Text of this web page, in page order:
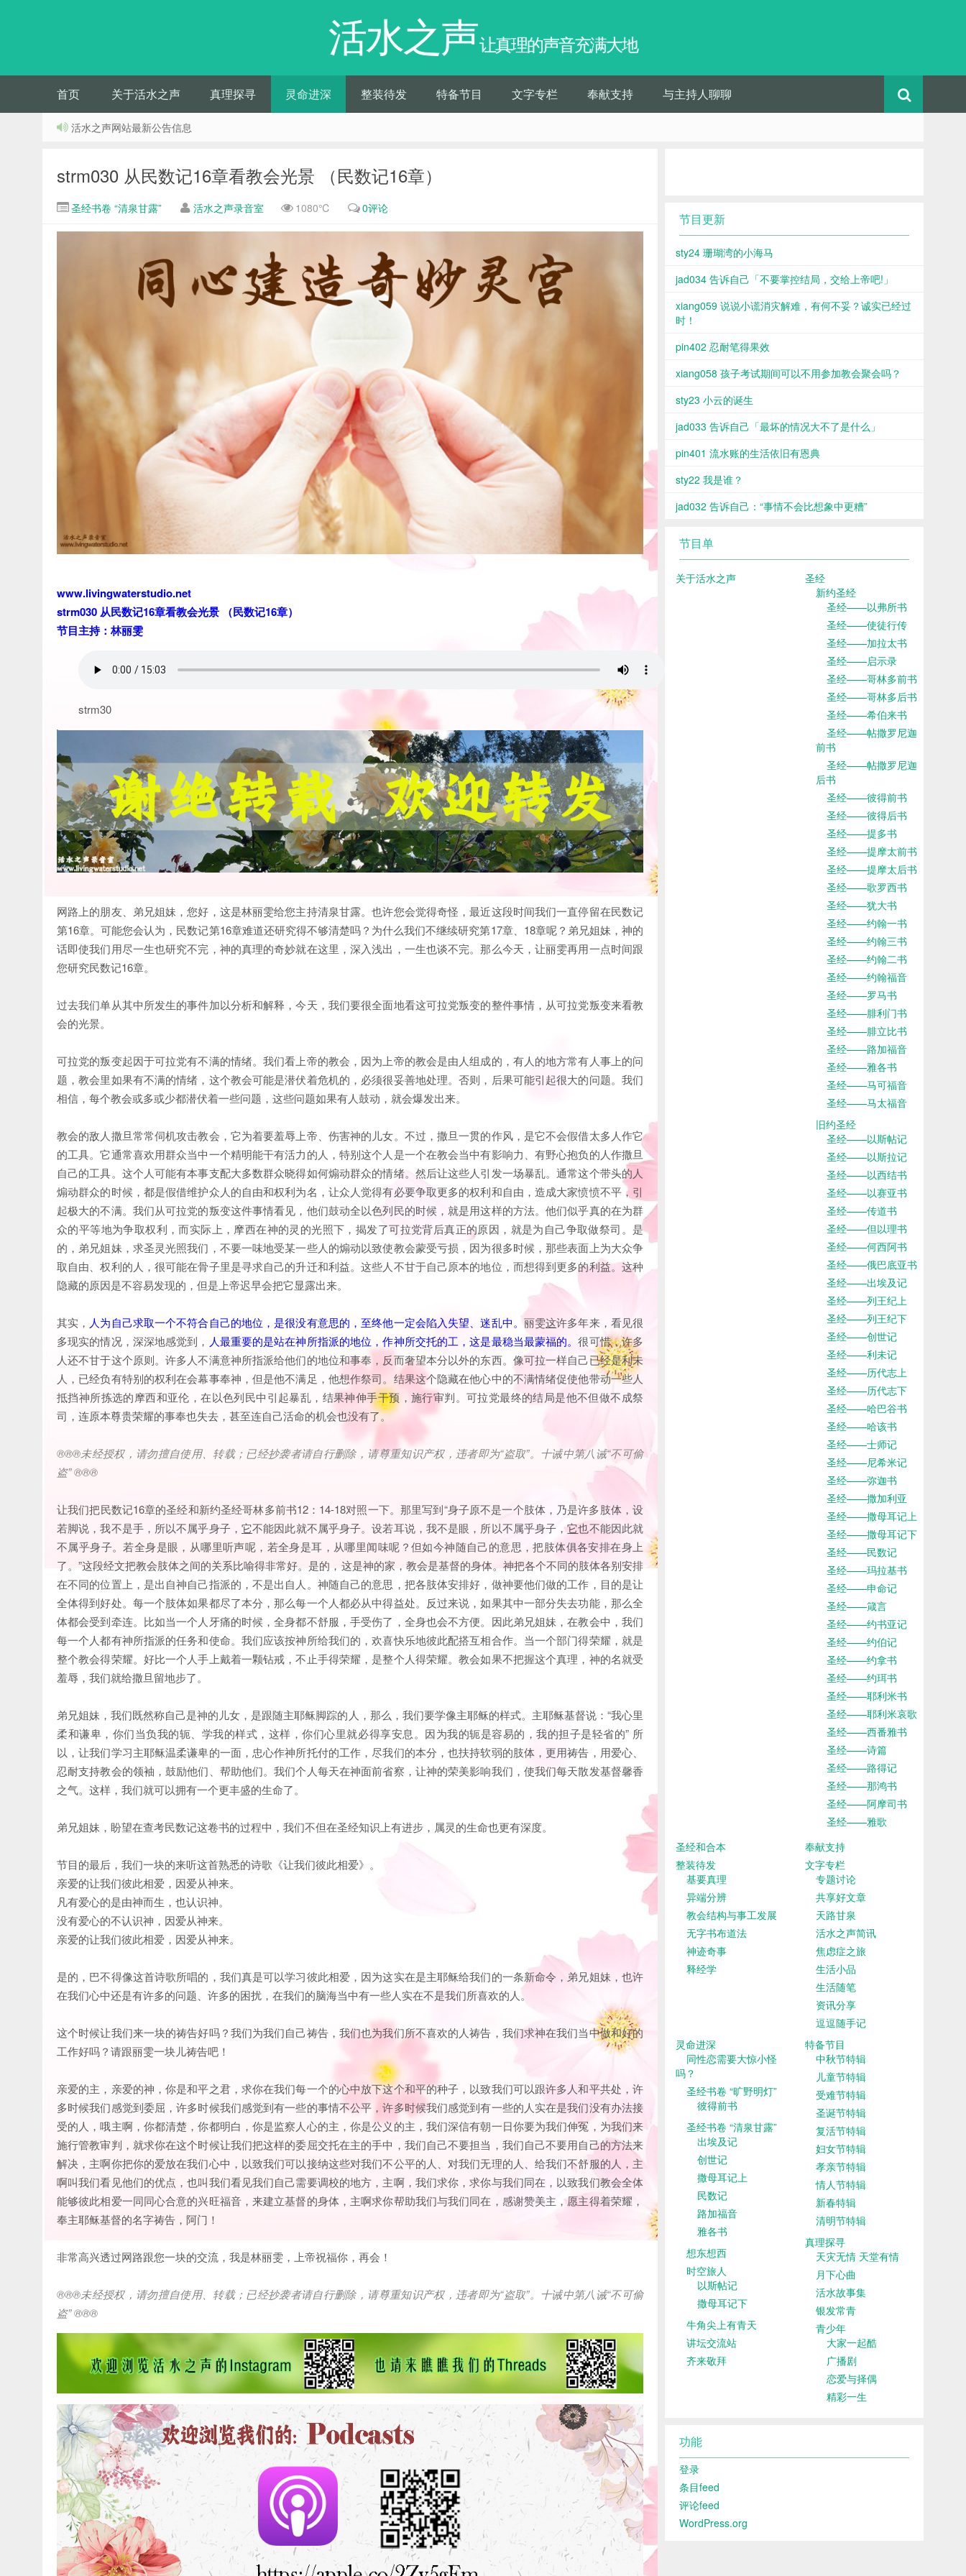
活水之声让真理的声音充满大地
首页 关于活水之声 真理探寻 灵命进深 整装待发 特备节目 文字专栏 奉献支持 与主持人聊聊
活水之声网站最新公告信息
strm030 从民数记16章看教会光景 （民数记16章）
圣经书卷 “清泉甘露” 活水之声录音室 1080℃ 0评论
www.livingwaterstudio.net
strm030 从民数记16章看教会光景 （民数记16章）
节目主持：林丽雯
strm30
网路上的朋友、弟兄姐妹，您好，这是林丽雯给您主持清泉甘露。也许您会觉得奇怪，最近这段时间我们一直停留在民数记
第16章。可能您会认为，民数记第16章难道还研究得不够清楚吗？为什么我们不继续研究第17章、18章呢？弟兄姐妹，神的
话即使我们用尽一生也研究不完，神的真理的奇妙就在这里，深入浅出，一生也谈不完。那么今天，让丽雯再用一点时间跟
您研究民数记16章。
过去我们单从其中所发生的事件加以分析和解释，今天，我们要很全面地看这可拉党叛变的整件事情，从可拉党叛变来看教
会的光景。
可拉党的叛变起因于可拉党有不满的情绪。我们看上帝的教会，因为上帝的教会是由人组成的，有人的地方常有人事上的问
题，教会里如果有不满的情绪，这个教会可能是潜伏着危机的，必须很妥善地处理。否则，后果可能引起很大的问题。我们
相信，每个教会或多或少都潜伏着一些问题，这些问题如果有人鼓动，就会爆发出来。
教会的敌人撒旦常常伺机攻击教会，它为着要羞辱上帝、伤害神的儿女。不过，撒旦一贯的作风，是它不会假借太多人作它
的工具。它通常喜欢用群众当中一个精明能干有活力的人，特别这个人是一个在教会当中有影响力、有野心抱负的人作撒旦
自己的工具。这个人可能有本事支配大多数群众晓得如何煽动群众的情绪。然后让这些人引发一场暴乱。通常这个带头的人
煽动群众的时候，都是假借维护众人的自由和权利为名，让众人觉得有必要争取更多的权利和自由，造成大家愤愤不平，引
起极大的不满。我们从可拉党的叛变这件事情看见，他们鼓动全以色列民的时候，就是用这样的方法。他们似乎真的在为群
众的平等地为争取权利，而实际上，摩西在神的灵的光照下，揭发了可拉党背后真正的原因，就是为自己争取做祭司。是
的，弟兄姐妹，求圣灵光照我们，不要一味地受某一些人的煽动以致使教会蒙受亏损，因为很多时候，那些表面上为大众争
取自由、权利的人，很可能在骨子里是寻求自己的升迁和利益。这些人不甘于自己原本的地位，而想得到更多的利益。这种
隐藏的原因是不容易发现的，但是上帝迟早会把它显露出来。
其实， 人为自己求取一个不符合自己的地位，是很没有意思的，至终他一定会陷入失望、迷乱中。 丽雯这许多年来，看见很
多现实的情况，深深地感觉到， 人最重要的是站在神所指派的地位，作神所交托的工，这是最稳当最蒙福的。很可惜，许多
人还不甘于这个原则。许多人不满意神所指派给他们的地位和事奉，反而奢望本分以外的东西。像可拉一样自己已经是利未
人，已经负有特别的权利在会幕事奉神，但是他不满足，他想作祭司。结果这个隐藏在他心中的不满情绪促使他带动一些人
抵挡神所拣选的摩西和亚伦，在以色列民中引起暴乱，结果神伸手干预，施行审判。可拉党最终的结局是他不但做不成祭
司，连原本尊贵荣耀的事奉也失去，甚至连自己活命的机会也没有了。
®®®未经授权，请勿擅自使用、转载；已经抄袭者请自行删除，请尊重知识产权，违者即为“盗取”。十诫中第八诫“不可偷
盗” ®®®
让我们把民数记16章的圣经和新约圣经哥林多前书12：14-18对照一下。那里写到“身子原不是一个肢体，乃是许多肢体，设
若脚说，我不是手，所以不属乎身子， 它不能因此就不属乎身子。设若耳说，我不是眼，所以不属乎身子，它也不能因此就
不属乎身子。若全身是眼，从哪里听声呢，若全身是耳，从哪里闻味呢？但如今神随自己的意思，把肢体俱各安排在身上
了。”这段经文把教会肢体之间的关系比喻得非常好。是的，这是神的家，教会是基督的身体。神把各个不同的肢体各别安排
在不同的位置上，是出自神自己指派的，不是出自人。神随自己的意思，把各肢体安排好，做神要他们做的工作，目的是让
全体得到好处。每一个肢体如果都尽了本分，那么每一个人都必从中得益处。反过来说，如果其中一部分失去功能，那么全
体都会受到牵连。比如当一个人牙痛的时候，全身都不舒服，手受伤了，全身也会不方便。因此弟兄姐妹，在教会中，我们
每一个人都有神所指派的任务和使命。我们应该按神所给我们的，欢喜快乐地彼此配搭互相合作。当一个部门得荣耀，就是
整个教会得荣耀。好比一个人手上戴着一颗钻戒，不止手得荣耀，是整个人得荣耀。教会如果不把握这个真理，神的名就受
羞辱，我们就给撒旦留地步了。
弟兄姐妹，我们既然称自己是神的儿女，是跟随主耶稣脚踪的人，那么，我们要学像主耶稣的样式。主耶稣基督说：“我心里
柔和谦卑，你们当负我的轭、学我的样式，这样，你们心里就必得享安息。因为我的轭是容易的，我的担子是轻省的” 所
以，让我们学习主耶稣温柔谦卑的一面，忠心作神所托付的工作，尽我们的本分，也扶持软弱的肢体，更用祷告，用爱心、
忍耐支持教会的领袖，鼓励他们、帮助他们。我们个人每天在神面前省察，让神的荣美影响我们，使我们每天散发基督馨香
之气。这样，我们就可以拥有一个更丰盛的生命了。
弟兄姐妹，盼望在查考民数记这卷书的过程中，我们不但在圣经知识上有进步，属灵的生命也更有深度。
节目的最后，我们一块的来听这首熟悉的诗歌《让我们彼此相爱》。
亲爱的让我们彼此相爱，因爱从神来。
凡有爱心的是由神而生，也认识神。
没有爱心的不认识神，因爱从神来。
亲爱的让我们彼此相爱，因爱从神来。
是的，巴不得像这首诗歌所唱的，我们真是可以学习彼此相爱，因为这实在是主耶稣给我们的一条新命令，弟兄姐妹，也许
在我们心中还是有许多的问题、许多的困扰，在我们的脑海当中有一些人实在不是我们所喜欢的人。
这个时候让我们来一块的祷告好吗？我们为我们自己祷告，我们也为我们所不喜欢的人祷告，我们求神在我们当中做和好的
工作好吗？请跟丽雯一块儿祷告吧！
亲爱的主，亲爱的神，你是和平之君，求你在我们每一个的心中放下这个和平的种子，以致我们可以跟许多人和平共处，许
多时候我们感觉到委屈，许多时候我们感觉到有一些的事情不公平，许多时候我们感觉到有一些的人实在是我们没有办法接
受的人，哦主啊，你都清楚，你都明白，你是监察人心的主，你是公义的主，我们深信有朝一日你要为我们伸冤，为我们来
施行管教审判，就求你在这个时候让我们把这样的委屈交托在主的手中，我们自己不要担当，我们自己不要用自己的方法来
解决，主啊你把你的爱放在我们心中，以致我们可以接纳这些对我们不公平的人、对我们无理的人、给我们不舒服的人，主
啊叫我们看见他们的优点，也叫我们看见我们自己需要调校的地方，主啊，我们求你，求你与我们同在，以致我们教会全体
能够彼此相爱一同同心合意的兴旺福音，来建立基督的身体，主啊求你帮助我们与我们同在，感谢赞美主，愿主得着荣耀，
奉主耶稣基督的名字祷告，阿门！
非常高兴透过网路跟您一块的交流，我是林丽雯，上帝祝福你，再会！
®®®未经授权，请勿擅自使用、转载；已经抄袭者请自行删除，请尊重知识产权，违者即为“盗取”。十诫中第八诫“不可偷
盗” ®®®
节目更新
sty24 珊瑚湾的小海马
jad034 告诉自己「不要掌控结局，交给上帝吧!」
xiang059 说说小谎消灾解难，有何不妥？诚实已经过
时！
pin402 忍耐笔得果效
xiang058 孩子考试期间可以不用参加教会聚会吗？
sty23 小云的诞生
jad033 告诉自己「最坏的情况大不了是什么」
pin401 流水账的生活依旧有恩典
sty22 我是谁？
jad032 告诉自己：“事情不会比想象中更糟”
节目单
关于活水之声
圣经
新约圣经
圣经——以弗所书
圣经——使徒行传
圣经——加拉太书
圣经——启示录
圣经——哥林多前书
圣经——哥林多后书
圣经——希伯来书
圣经——帖撒罗尼迦
前书
圣经——帖撒罗尼迦
后书
圣经——彼得前书
圣经——彼得后书
圣经——提多书
圣经——提摩太前书
圣经——提摩太后书
圣经——歌罗西书
圣经——犹大书
圣经——约翰一书
圣经——约翰三书
圣经——约翰二书
圣经——约翰福音
圣经——罗马书
圣经——腓利门书
圣经——腓立比书
圣经——路加福音
圣经——雅各书
圣经——马可福音
圣经——马太福音
旧约圣经
圣经——以斯帖记
圣经——以斯拉记
圣经——以西结书
圣经——以赛亚书
圣经——传道书
圣经——但以理书
圣经——何西阿书
圣经——俄巴底亚书
圣经——出埃及记
圣经——列王纪上
圣经——列王纪下
圣经——创世记
圣经——利未记
圣经——历代志上
圣经——历代志下
圣经——哈巴谷书
圣经——哈该书
圣经——士师记
圣经——尼希米记
圣经——弥迦书
圣经——撒加利亚
圣经——撒母耳记上
圣经——撒母耳记下
圣经——民数记
圣经——玛拉基书
圣经——申命记
圣经——箴言
圣经——约书亚记
圣经——约伯记
圣经——约拿书
圣经——约珥书
圣经——耶利米书
圣经——耶利米哀歌
圣经——西番雅书
圣经——诗篇
圣经——路得记
圣经——那鸿书
圣经——阿摩司书
圣经——雅歌
圣经和合本
奉献支持
整装待发
基要真理
异端分辨
教会结构与事工发展
无字书布道法
神迹奇事
释经学
文字专栏
专题讨论
共享好文章
天路甘泉
活水之声简讯
焦虑症之旅
生活小品
生活随笔
资讯分享
逗逗随手记
灵命进深
同性恋需要大惊小怪
吗？
圣经书卷 “旷野明灯”
彼得前书
圣经书卷 “清泉甘露”
出埃及记
创世记
撒母耳记上
民数记
路加福音
雅各书
想东想西
时空旅人
以斯帖记
撒母耳记下
牛角尖上有青天
讲坛交流站
齐来敬拜
特备节目
中秋节特辑
儿童节特辑
受难节特辑
圣诞节特辑
复活节特辑
妇女节特辑
孝亲节特辑
情人节特辑
新春特辑
清明节特辑
真理探寻
天灾无情 天堂有情
月下心曲
活水故事集
银发常青
青少年
大家一起酷
广播剧
恋爱与择偶
精彩一生
功能
登录
条目feed
评论feed
WordPress.org